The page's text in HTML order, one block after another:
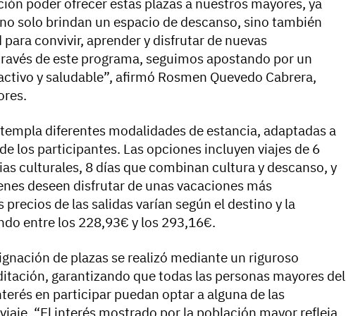
poder ofrecer estas plazas a nuestros mayores, ya
solo brindan un espacio de descanso, sino también
convivir, aprender y disfrutar de nuevas
de este programa, seguimos apostando por un
y saludable”, afirmó Rosmen Quevedo Cabrera,
diferentes modalidades de estancia, adaptadas a
los participantes. Las opciones incluyen viajes de 6
culturales, 8 días que combinan cultura y descanso, y
deseen disfrutar de unas vacaciones más
precios de las salidas varían según el destino y la
entre los 228,93€ y los 293,16€.
de plazas se realizó mediante un riguroso
garantizando que todas las personas mayores del
en participar puedan optar a alguna de las
“El interés mostrado por la población mayor refleja